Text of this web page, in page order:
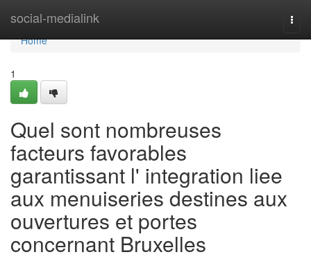
social-medialink
Home
Home
1
Quel sont nombreuses
facteurs favorables
garantissant l' integration liee
aux menuiseries destines aux
ouvertures et portes
concernant Bruxelles